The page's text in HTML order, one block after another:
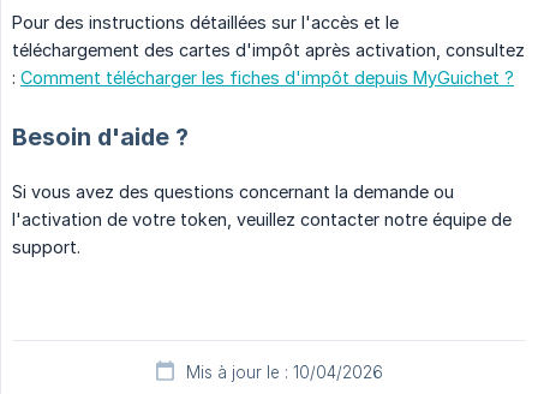
Pour des instructions détaillées sur l'accès et le
téléchargement des cartes d'impôt après activation, consultez
: Comment télécharger les fiches d'impôt depuis MyGuichet ?
Besoin d'aide ?
Si vous avez des questions concernant la demande ou
l'activation de votre token, veuillez contacter notre équipe de
support.
Mis à jour le : 10/04/2026